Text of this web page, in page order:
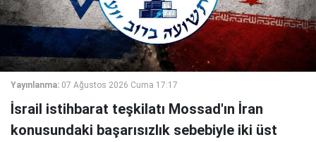
Yayınlanma: 07 Ağustos 2026 Cuma 17:17
İsrail istihbarat teşkilatı Mossad'ın İran
konusundaki başarısızlık sebebiyle iki üst